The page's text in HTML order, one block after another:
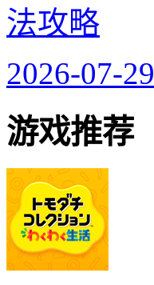
法攻略
2026-07-29
游戏推荐